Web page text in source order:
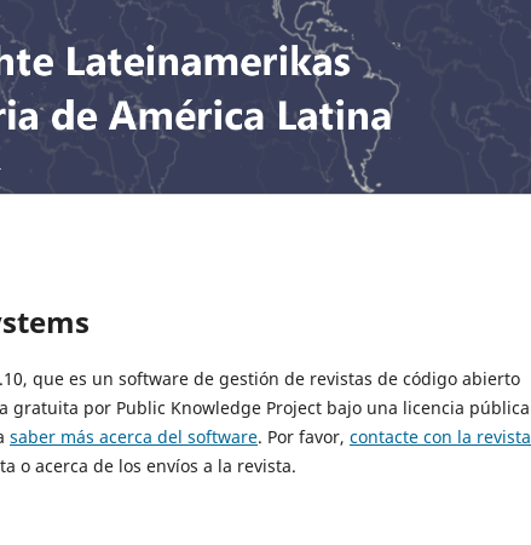
que es un software de gestión de revistas de código abierto
por Public Knowledge Project bajo una licencia pública
saber más acerca del software. Por favor, contacte con la revista
o acerca de los envíos a la revista.